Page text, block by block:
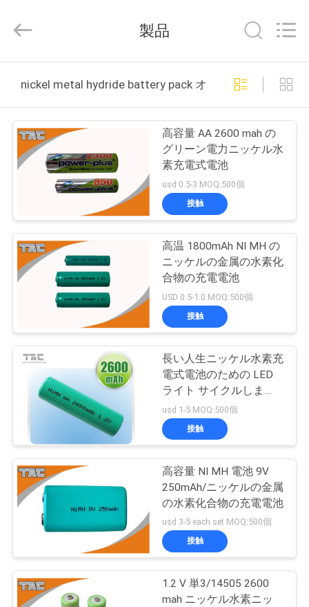
製
品
デ
オ
達
て
工
行
Copyright
-
Guang
New
Energy
Technology
Rights
Reserved.
製品
nickel metal hydride battery pack オンライン製造
高容量 AA 2600 mah の
グリーン電力ニッケル水
素充電式電池
usd 0.5-3 MOQ:500個
接触
高温 1800mAh NI MH の
ニッケルの金属の水素化
合物の充電電池
USD 0.5-1.0 MOQ:500個
接触
長い人生ニッケル水素充
電式電池のための LED
ライト サイクルしま
す。
usd 1-5 MOQ:500個
接触
高容量 NI MH 電池 9V
250mAh/ニッケルの金属
の水素化合物の充電電池
usd 3-5 each set MOQ:500個
接触
1.2 V 単3/14505 2600
mah ニッケル水素ニッ